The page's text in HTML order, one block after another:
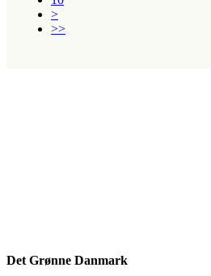
>
>>
Det Grønne Danmark